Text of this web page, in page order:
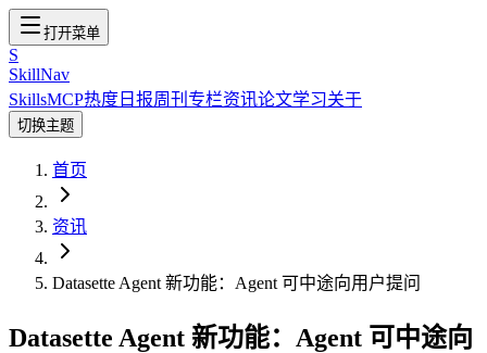
打开菜单
S
SkillNav
SkillsMCP热度 日报周刊 专栏资讯论文学习关于
切换主题
首页
资讯
Datasette Agent 新功能：Agent 可中途向用户提问
Datasette Agent 新功能：Agent 可中途向